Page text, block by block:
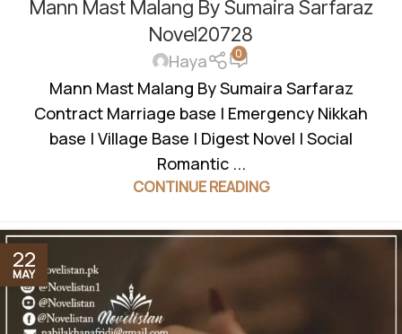
NIKKAH,SOCIAL ROMANTIC NOVEL
Mann Mast Malang By Sumaira Sarfaraz
Novel20728
Haya 0
Mann Mast Malang By Sumaira Sarfaraz
Contract Marriage base | Emergency Nikkah
base | Village Base | Digest Novel | Social
Romantic ...
CONTINUE READING
22
MAY